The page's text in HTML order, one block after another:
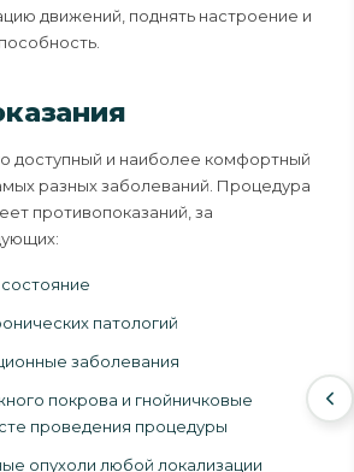
движений, поднять настроение и
доступный и наиболее комфортный
разных заболеваний. Процедура
противопоказаний, за
патологий
заболевания
покрова и гнойничковые
проведения процедуры
опухоли любой локализации